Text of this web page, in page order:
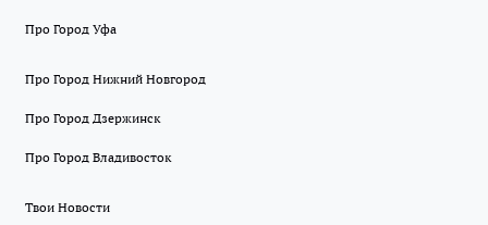
Про Город Уфа
Про Город Нижний Новгород
Про Город Дзержинск
Про Город Владивосток
Твои Новости